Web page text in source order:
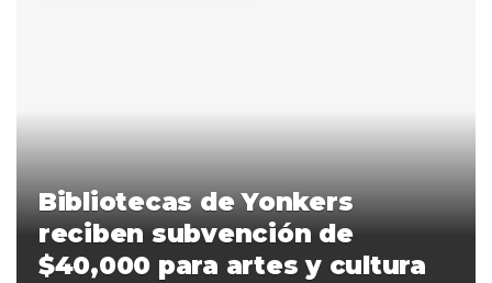
Bibliotecas de Yonkers
reciben subvención de
$40,000 para artes y cultura